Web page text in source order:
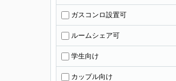
ガスコンロ設置可
ルームシェア可
学生向け
カップル向け